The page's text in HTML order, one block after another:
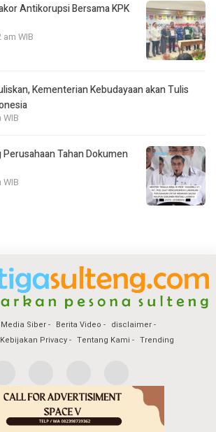
Antikorupsi Bersama KPK
WIB
Kementerian Kebudayaan akan Tulis
WIB
Perusahaan Tahan Dokumen
WIB
Siber Berita Video
disclaimer
Privacy
Tentang Kami Trending
Copyright @2026 Pertiga Sulteng
All Rights Reserved